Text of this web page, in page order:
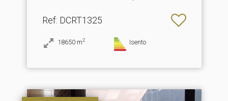
Ref: DCRT1325
18650 m2 Isento